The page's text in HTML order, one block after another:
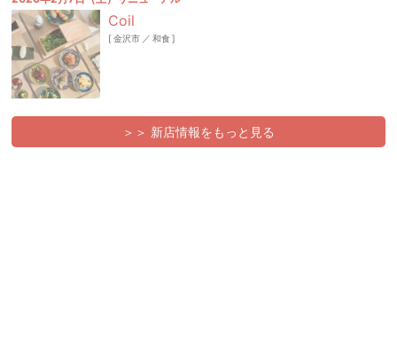
Coil
[金沢市 ／ 和食]
＞＞ 新店情報をもっと見る